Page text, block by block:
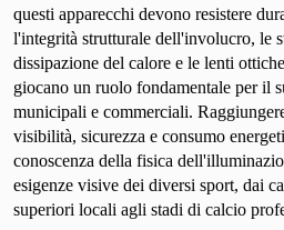
questi apparecchi devono resistere
l'integrità strutturale dell'involucro, le
dissipazione del calore e le lenti
giocano un ruolo fondamentale per il
municipali e commerciali.
visibilità, sicurezza e consumo
conoscenza della fisica
esigenze visive dei diversi sport, dai
superiori locali agli stadi di calcio